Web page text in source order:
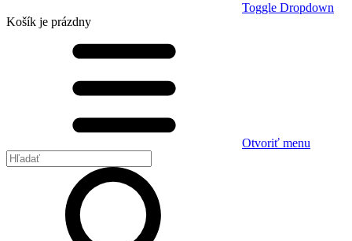
Toggle Dropdown
Košík je prázdny
Otvoriť menu